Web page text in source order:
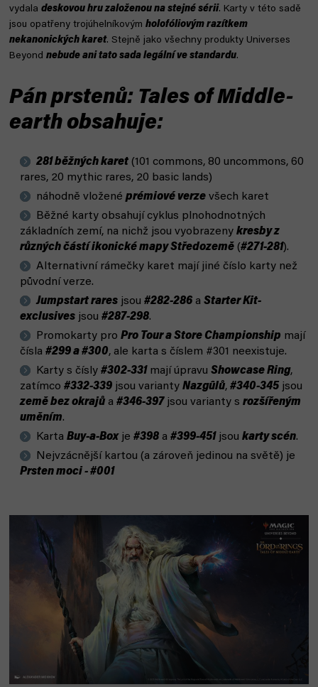
vydala deskovou hru založenou na stejné sérii. Karty v této sadě
jsou opatřeny trojúhelníkovým holofóliovým razítkem
nekanonických karet. Stejně jako všechny produkty Universes
Beyond nebude ani tato sada legální ve standardu.
Pán prstenů: Tales of Middle-
earth obsahuje:
281 běžných karet (101 commons, 80 uncommons, 60
rares, 20 mythic rares, 20 basic lands)
náhodně vložené prémiové verze všech karet
Běžné karty obsahují cyklus plnohodnotných
základních zemí, na nichž jsou vyobrazeny kresby z
různých částí ikonické mapy Středozemě (#271-281).
Alternativní rámečky karet mají jiné číslo karty než
původní verze.
Jumpstart rares jsou #282-286 a Starter Kit-
exclusives jsou #287-298.
Promokarty pro Pro Tour a Store Championship mají
čísla #299 a #300, ale karta s číslem #301 neexistuje.
Karty s čísly #302-331 mají úpravu Showcase Ring,
zatímco #332-339 jsou varianty Nazgûlů, #340-345 jsou
země bez okrajů a #346-397jsou varianty s rozšířeným
uměním.
Karta Buy-a-Boxje #398 a #399-451 jsou karty scén.
Nejvzácnější kartou (a zároveň jedinou na světě) je
Prsten moci - #001